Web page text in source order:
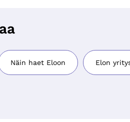
Näin haet Eloon Elon